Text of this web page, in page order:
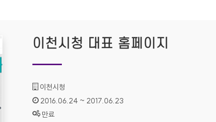
이천시청 대표 홈페이지
기관명 :
이천시청
인증기간 :
2016.06.24 ~ 2017.06.23
상태 :
만료